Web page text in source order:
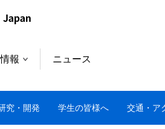
報 ニュース
究・開発 学生の皆様へ 交通・ア